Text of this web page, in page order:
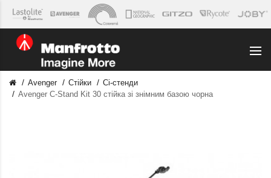
Avenger Стійки
Сі-стенди
Avenger C-Stand Kit 30 стійка зі знімним базою чорна